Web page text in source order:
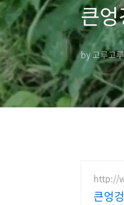
큰
by 고루고
http://
큰엉